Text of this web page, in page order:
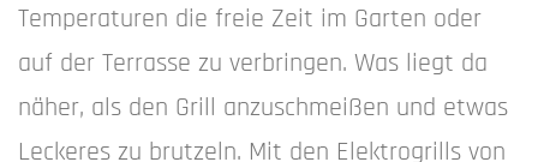
Temperaturen die freie Zeit im Garten oder
auf der Terrasse zu verbringen. Was liegt da
näher, als den Grill anzuschmeißen und etwas
Leckeres zu brutzeln. Mit den Elektrogrills von